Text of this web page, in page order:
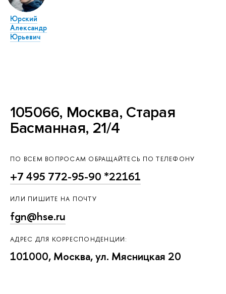
Юрский
Александр
Юрьевич
105066, Москва, Старая
Басманная, 21/4
ПО ВСЕМ ВОПРОСАМ ОБРАЩАЙТЕСЬ ПО ТЕЛЕФОНУ
+7 495 772-95-90 *22161
ИЛИ ПИШИТЕ НА ПОЧТУ
fgn@hse.ru
АДРЕС ДЛЯ КОРРЕСПОНДЕНЦИИ:
101000, Москва, ул. Мясницкая 20